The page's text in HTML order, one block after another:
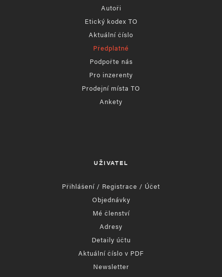
Autoři
Etický kodex TO
Aktuální číslo
Předplatné
Podpořte nás
Pro inzerenty
Prodejní místa TO
Ankety
UŽIVATEL
Přihlášení / Registrace / Účet
Objednávky
Mé členství
Adresy
Detaily účtu
Aktuální číslo v PDF
Newsletter